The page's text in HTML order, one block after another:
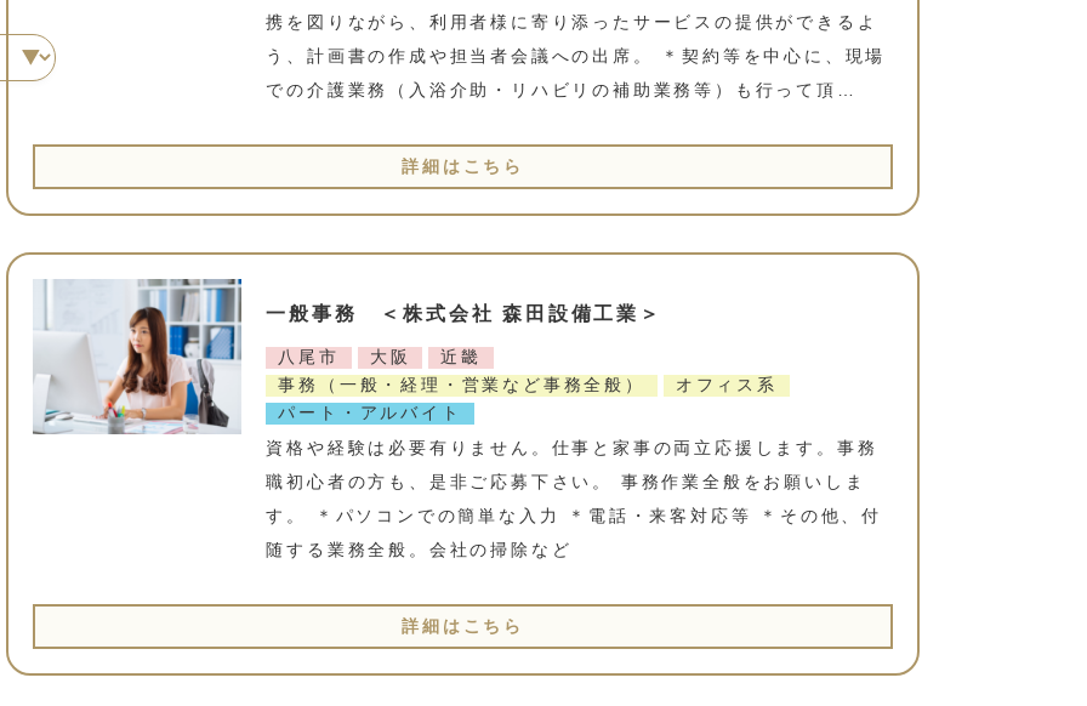
携を図りながら、利用者様に寄り添ったサービスの提供ができるよ
う、計画書の作成や担当者会議への出席。 ＊契約等を中心に、現場
での介護業務（入浴介助・リハビリの補助業務等）も行って頂…
詳細はこちら
一般事務 ＜株式会社 森田設備工業＞
八尾市 大阪
近畿
事務（一般・経理・営業など事務全般）
オフィス系
パート・アルバイト
資格や経験は必要有りません。仕事と家事の両立応援します。事務
職初心者の方も、是非ご応募下さい。 事務作業全般をお願いしま
す。 ＊パソコンでの簡単な入力 ＊電話・来客対応等 ＊その他、付
随する業務全般。会社の掃除など
詳細はこちら